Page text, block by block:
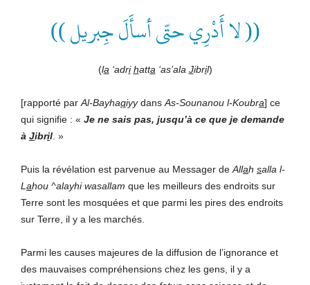
(( لا أَدْرِي حتّى أسأَلَ جِبريل ))
(la ‘adri hatta ‘as’ala Jibril)
[rapporté par Al-Bayhaqiyydans As-Sounanou l-Koubra] ce
qui signifie : « Je ne sais pas, jusqu’à ce que je demande
à Jibril . »
Puis la révélation est parvenue au Messager de Allah salla l-
L ahou ^alayhi wasallam que les meilleurs des endroits sur
Terre sont les mosquées et que parmi les pires des endroits
sur Terre, il y a les marchés.
Parmi les causes majeures de la diffusion de l’ignorance et
des mauvaises compréhensions chez les gens, il y a